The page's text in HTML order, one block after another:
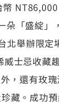
「盛綻」
北舉辦限定
士忌收藏
，還有玫
藏。成功